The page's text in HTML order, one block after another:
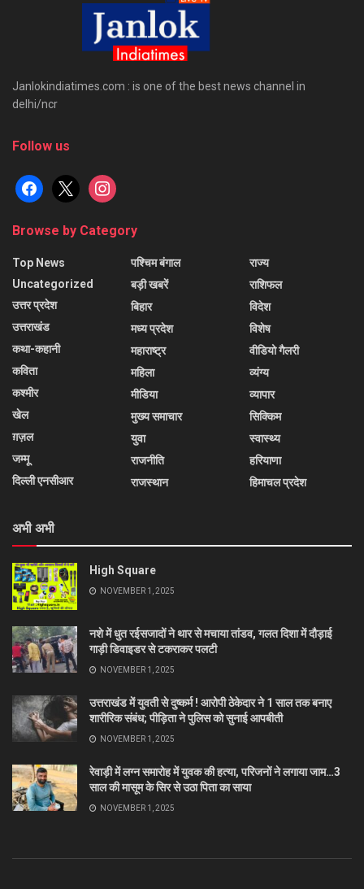
Janlokindiatimes.com : is one of the best news channel in
delhi/ncr
Follow us
facebook
x instagram
Browse by Category
Top News
Uncategorized
उत्तर प्रदेश
उत्तराखंड
कथा-कहानी
कविता
कश्मीर
खेल
ग़ज़ल
जम्मू
दिल्ली एनसीआर
पश्चिम बंगाल
बड़ी खबरें
बिहार
मध्य प्रदेश
महाराष्ट्र
महिला
मीडिया
मुख्य समाचार
युवा
राजनीति
राजस्थान
राज्य
राशिफल
विदेश
विशेष
वीडियो गैलरी
व्यंग्य
व्यापार
सिक्किम
स्वास्थ्य
हरियाणा
हिमाचल प्रदेश
अभी अभी
High Square
NOVEMBER 1, 2025
नशे में धुत रईसजादों ने थार से मचाया तांडव, गलत दिशा में दौड़ाई
गाड़ी डिवाइडर से टकराकर पलटी
NOVEMBER 1, 2025
उत्तराखंड में युवती से दुष्कर्म ! आरोपी ठेकेदार ने 1 साल तक बनाए
शारीरिक संबंध; पीड़िता ने पुलिस को सुनाई आपबीती
NOVEMBER 1, 2025
रेवाड़ी में लग्न समारोह में युवक की हत्या, परिजनों ने लगाया जाम…3
साल की मासूम के सिर से उठा पिता का साया
NOVEMBER 1, 2025